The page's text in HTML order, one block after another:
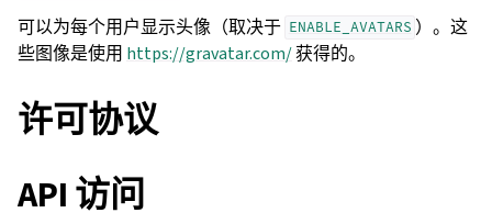
可以为每个用户显示头像（取决于 ENABLE_AVATARS ）。这
些图像是使用 https://gravatar.com/获得的。
许可协议
API 访问